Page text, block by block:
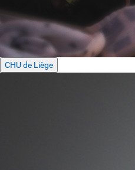
CHU de Liège